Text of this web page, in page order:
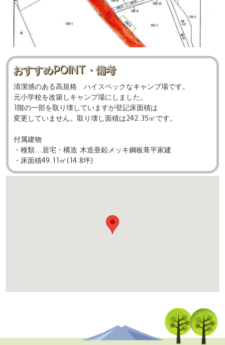
おすすめPOINT・備考
清潔感のある高規格 ハイスペックなキャンプ場です。
元小学校を改築しキャンプ場にしました。
1階の一部を取り壊していますが登記床面積は
変更していません。取り壊し面積は242.35㎡です。
付属建物
・種類…居宅・構造 木造亜鉛メッキ鋼板葺平家建
・床面積49.11㎡(14.8坪)